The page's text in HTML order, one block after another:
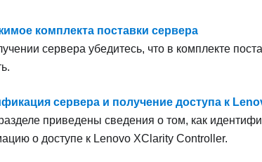
комплекта поставки сервера
сервера убедитесь, что в комплекте
сервера и получение доступа к
приведены сведения о том, как
о доступе к Lenovo XClarity Controller.